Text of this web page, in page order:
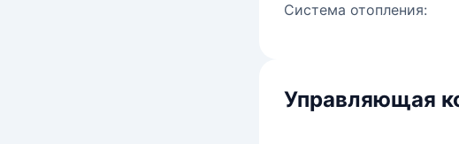
Система отопления:
Управляющая